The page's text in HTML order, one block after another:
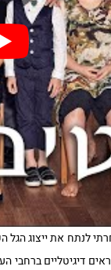
הגל הקוריאני ב-112
עם קרוב ל -9 וחצי מיליון